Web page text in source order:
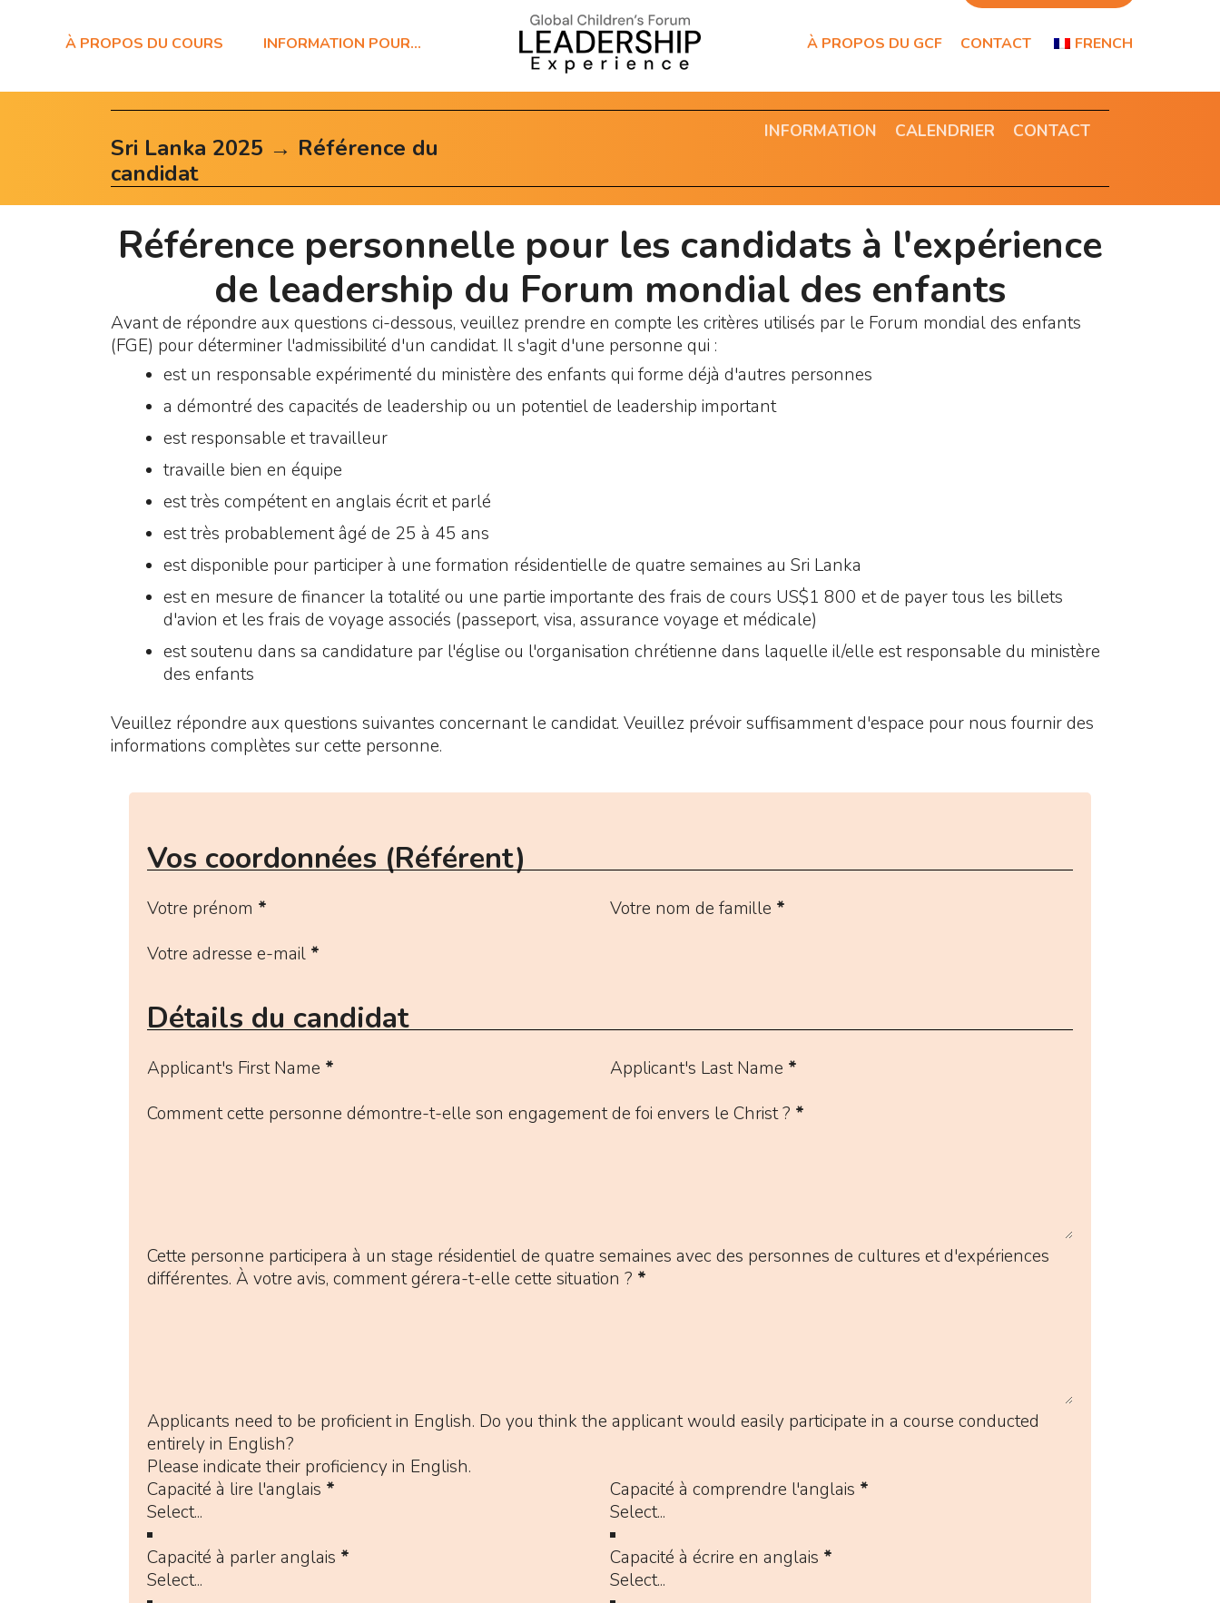
À PROPOS DU COURS INFORMATION POUR… À PROPOS DU GCF CONTACT FRENCH
Sri Lanka 2025 → Référence du
candidat
INFORMATION CALENDRIER CONTACT
Référence personnelle pour les candidats à l'expérience
de leadership du Forum mondial des enfants
Avant de répondre aux questions ci-dessous, veuillez prendre en compte les critères utilisés par le Forum mondial des enfants
(FGE) pour déterminer l'admissibilité d'un candidat. Il s'agit d'une personne qui :
est un responsable expérimenté du ministère des enfants qui forme déjà d'autres personnes
a démontré des capacités de leadership ou un potentiel de leadership important
est responsable et travailleur
travaille bien en équipe
est très compétent en anglais écrit et parlé
est très probablement âgé de 25 à 45 ans
est disponible pour participer à une formation résidentielle de quatre semaines au Sri Lanka
est en mesure de financer la totalité ou une partie importante des frais de cours US$1 800 et de payer tous les billets
d'avion et les frais de voyage associés (passeport, visa, assurance voyage et médicale)
est soutenu dans sa candidature par l'église ou l'organisation chrétienne dans laquelle il/elle est responsable du ministère
des enfants
Veuillez répondre aux questions suivantes concernant le candidat. Veuillez prévoir suffisamment d'espace pour nous fournir des
informations complètes sur cette personne.
Vos coordonnées (Référent)
Votre prénom * Votre nom de famille *
Votre adresse e-mail *
Détails du candidat
Applicant's First Name * Applicant's Last Name *
Comment cette personne démontre-t-elle son engagement de foi envers le Christ ? *
Cette personne participera à un stage résidentiel de quatre semaines avec des personnes de cultures et d'expériences
différentes. À votre avis, comment gérera-t-elle cette situation ? *
Applicants need to be proficient in English. Do you think the applicant would easily participate in a course conducted
entirely in English?
Please indicate their proficiency in English.
Capacité à lire l'anglais * Capacité à comprendre l'anglais *
Capacité à parler anglais * Capacité à écrire en anglais *